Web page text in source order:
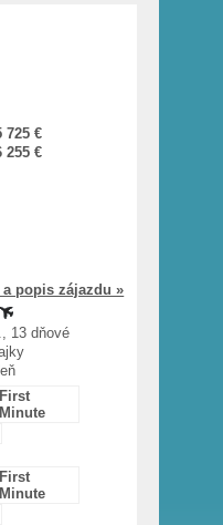
725 €
255 €
popis zájazdu »
13 dňové
First
Minute
First
Minute